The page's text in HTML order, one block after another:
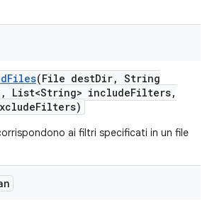
Files(File destDir, String
, List<String> includeFilters,
Filters)
ai filtri specificati in un file